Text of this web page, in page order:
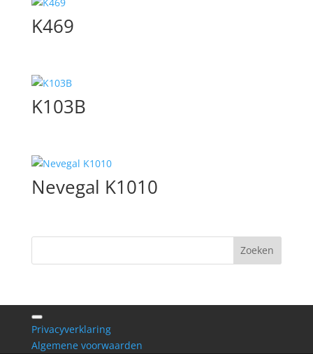
K469
K103B
Nevegal K1010
Privacyverklaring
Algemene voorwaarden